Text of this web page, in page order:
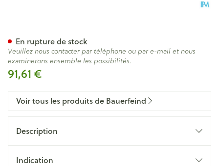
91,61 €
En rupture de stock
Veuillez nous contacter par téléphone ou par e-mail et nous
examinerons ensemble les possibilités.
Voir tous les produits de Bauerfeind
Description
Indication